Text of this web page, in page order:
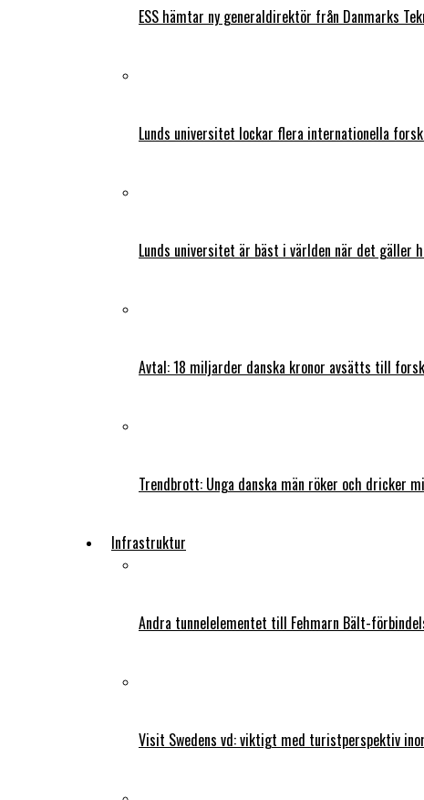
ESS hämtar ny generaldirektör från Danmarks
Lunds universitet lockar flera internationella
Lunds universitet är bäst i världen när det gäller
Avtal: 18 miljarder danska kronor avsätts till
Trendbrott: Unga danska män röker och dricker
Infrastruktur
Andra tunnelelementet till Fehmarn Bält-
Visit Swedens vd: viktigt med turistperspektiv